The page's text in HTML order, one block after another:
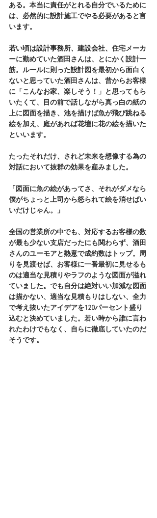
ある。本当に責任がとれる自分でいるために
は、必然的に設計施工でやる必要があると言
います。
若い頃は設計事務所、建設会社、 住宅メーカ
ーに勤めていた酒田さんは、とにかく設計一
筋。ルールに則った設計図を最初から面白く
ないと思っていた酒田さんは、昔からお客様
に「こんなお家、楽しそう！」と思ってもら
いたくて、目の前で話しながら真っ白の紙の
上に図面を描き、池を描けば魚が飛び跳ねる
絵を加え、庭があれば花壇に花の絵を描いた
といいます。
たったそれだけ、されど未来を想像する為の
対話において抜群の効果を産みました。
「図面に魚の絵があってさ、それがダメなら
僕がちょっと上司から怒られて絵を消せばい
いだけじゃん。」
全国の営業所の中でも、対応するお客様の数
が最も少ない支店だったにも関わらず、酒田
さんのユーモアと熱意で成約数はトップ。周
りを見渡せば、お客様に一番最初に見せるも
のは適当な見積りやラフのような図面が溢れ
ていました。でも自分は絶対いい加減な図面
は描かない、適当な見積もりはしない、全力
で考え抜いたアイデアを120パーセント盛り
込むと決めていました。若い時から誰に言わ
れたわけでもなく、自らに徹底していたのだ
そうです。